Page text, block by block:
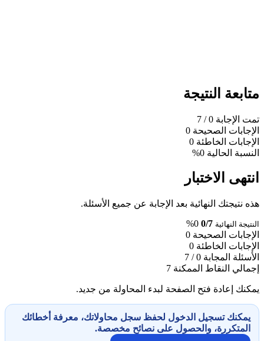
متابعة النتيجة
تمت الإجابة 0
/ 7
الإجابات الصحيحة 0
الإجابات الخاطئة 0
النسبة الحالية 0%
انتهى الاختبار
هذه نتيجتك النهائية بعد الإجابة عن جميع الأسئلة.
النتيجة النهائية 0/7
0%
الإجابات الصحيحة 0
الإجابات الخاطئة 0
الأسئلة المجابة 0 / 7
إجمالي النقاط الممكنة 7
يمكنك إعادة فتح الصفحة لبدء المحاولة من جديد.
يمكنك تسجيل الدخول لحفظ سجل محاولاتك، معرفة أخطائك
المتكررة، والحصول على نصائح مخصصة.